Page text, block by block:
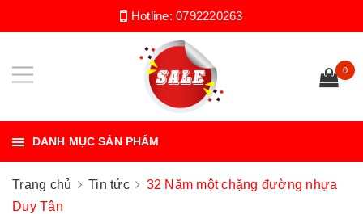
Hotline:0792220263
0
DANH MỤC SẢN PHẨM
Trang chủ Tin tức
32 Năm một chặng đường nhựa
Duy Tân